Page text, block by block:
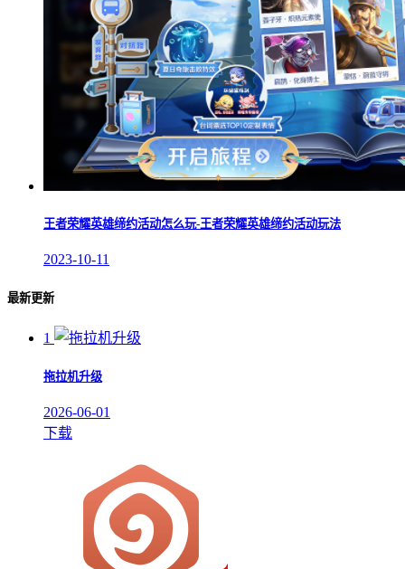
王者荣耀英雄缔约活动怎么玩-王者荣耀英雄缔约活动玩法
2023-10-11
最新更新
1
拖拉机升级
2026-06-01
下载